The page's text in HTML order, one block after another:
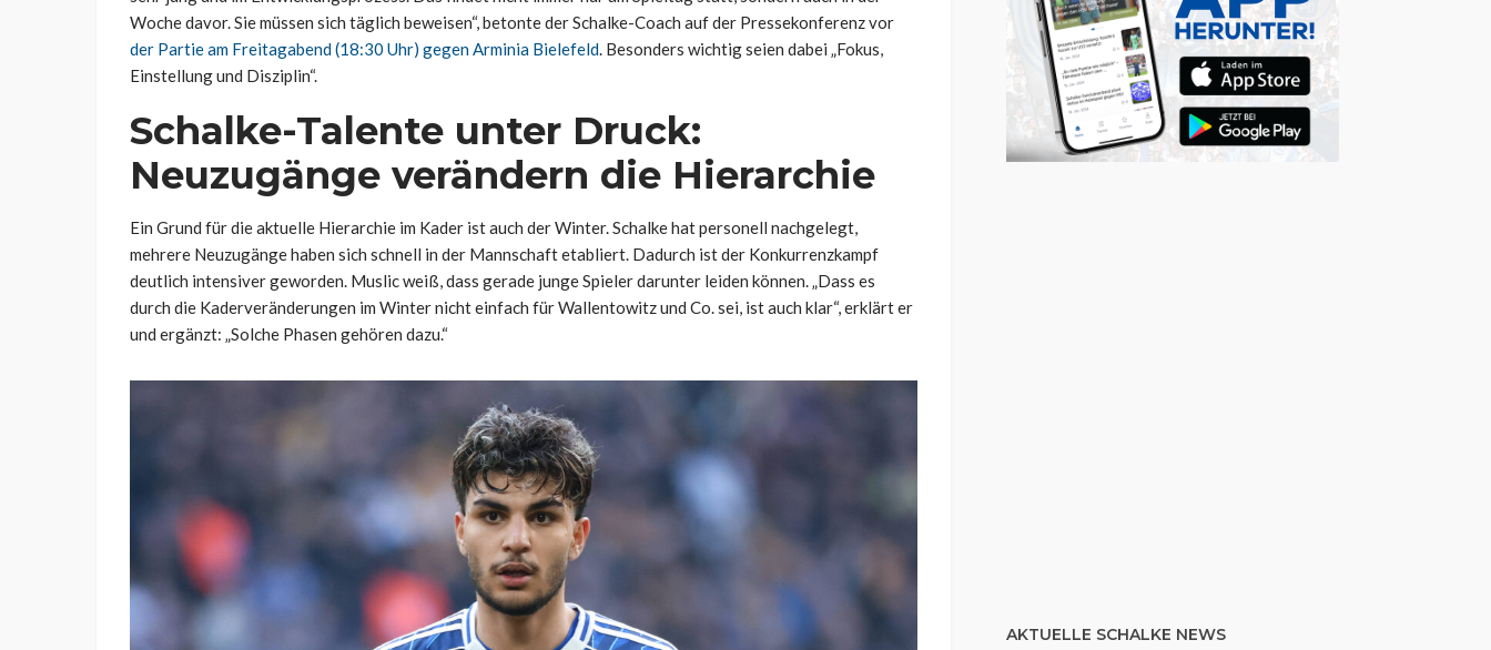
Woche davor. Sie müssen sich täglich beweisen“, betonte der Schalke-Coach auf der Pressekonferenz vor
der Partie am Freitagabend (18:30 Uhr) gegen Arminia Bielefeld. Besonders wichtig seien dabei „Fokus,
Einstellung und Disziplin“.
Schalke-Talente unter Druck:
Neuzugänge verändern die Hierarchie
Ein Grund für die aktuelle Hierarchie im Kader ist auch der Winter. Schalke hat personell nachgelegt,
mehrere Neuzugänge haben sich schnell in der Mannschaft etabliert. Dadurch ist der Konkurrenzkampf
deutlich intensiver geworden. Muslic weiß, dass gerade junge Spieler darunter leiden können. „Dass es
durch die Kaderveränderungen im Winter nicht einfach für Wallentowitz und Co. sei, ist auch klar“, erklärt er
und ergänzt: „Solche Phasen gehören dazu.“
AKTUELLE SCHALKE NEWS